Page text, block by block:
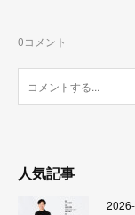
0コメント
人気記事